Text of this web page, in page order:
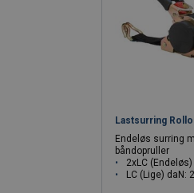
Lastsurring
Endeløs surring
båndopruller
2xLC
LC (Lige) daN: